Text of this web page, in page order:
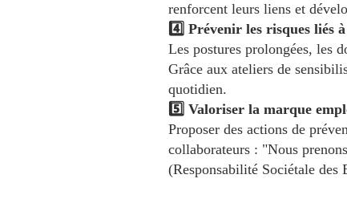
renforcent leurs liens et
4️⃣ Prévenir les risques liés
Les postures prolongées, les
Grâce aux ateliers de
quotidien.
5️⃣ Valoriser la marque
Proposer des actions de
collaborateurs : "Nous
(Responsabilité Sociétale des